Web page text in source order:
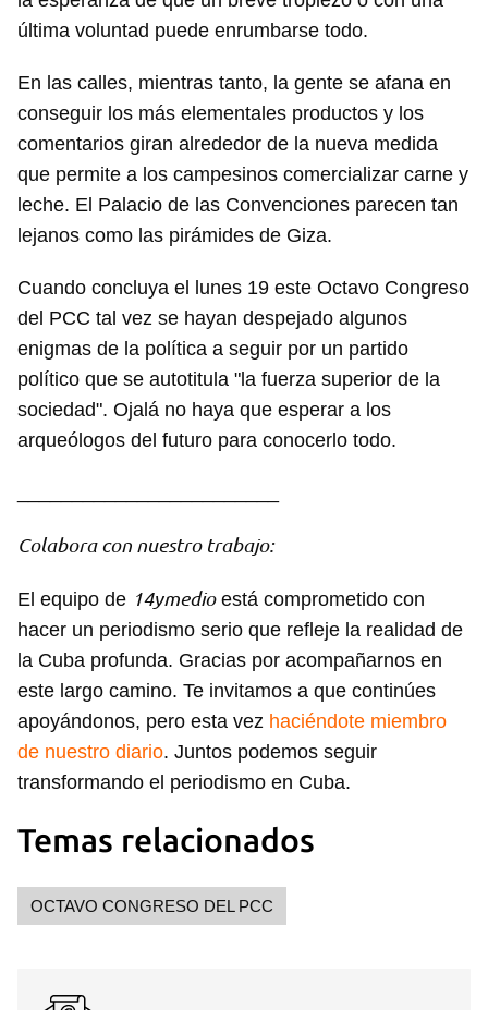
Guardar como favorito
Para poder guardar como favorito, primero has de
iniciar sesión con tu cuenta de 14ymedio.
INICIAR SESIÓN CANCELAR
última voluntad puede enrumbarse todo.
En las calles, mientras tanto, la gente se afana en
conseguir los más elementales productos y los
comentarios giran alrededor de la nueva medida
que permite a los campesinos comercializar carne y
leche. El Palacio de las Convenciones parecen tan
lejanos como las pirámides de Giza.
Cuando concluya el lunes 19 este Octavo Congreso
del PCC tal vez se hayan despejado algunos
enigmas de la política a seguir por un partido
político que se autotitula "la fuerza superior de la
sociedad". Ojalá no haya que esperar a los
arqueólogos del futuro para conocerlo todo.
Colabora con nuestro trabajo:
El equipo de 14ymedioestá comprometido con
hacer un periodismo serio que refleje la realidad de
la Cuba profunda. Gracias por acompañarnos en
este largo camino. Te invitamos a que continúes
apoyándonos, pero esta vez haciéndote miembro
de nuestro diario. Juntos podemos seguir
transformando el periodismo en Cuba.
Temas relacionados
OCTAVO CONGRESO DEL PCC